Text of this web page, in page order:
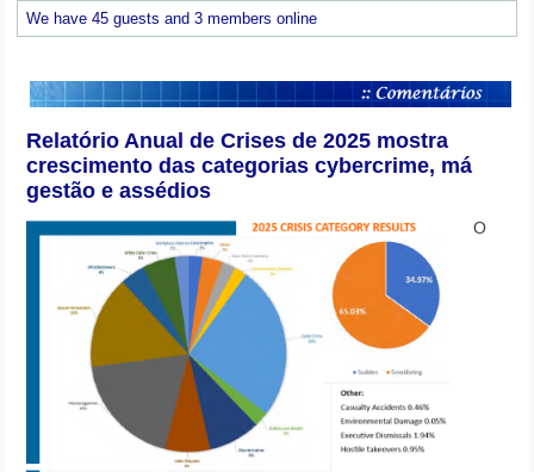
We have 45 guests and 3 members online
Relatório Anual de Crises de 2025 mostra
crescimento das categorias cybercrime, má
gestão e assédios
O